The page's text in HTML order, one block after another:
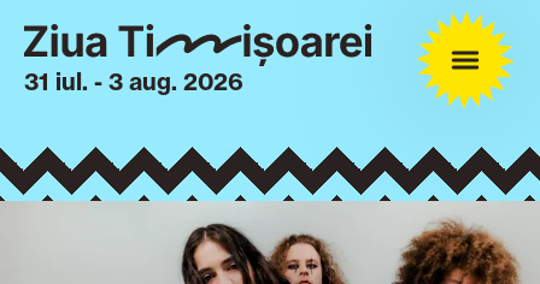
31 iul. - 3 aug. 2026